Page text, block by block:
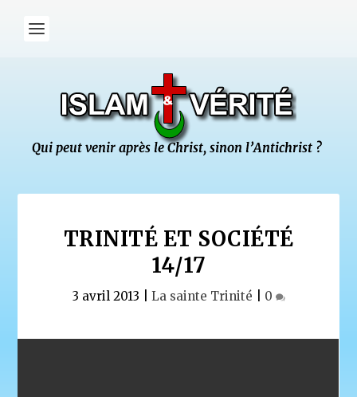
TRINITÉ ET SOCIÉTÉ
14/17
3 avril 2013 La sainte Trinité 0